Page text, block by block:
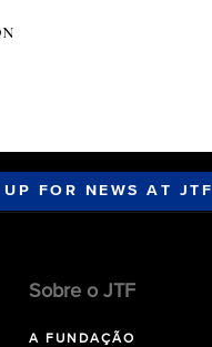
UP FOR NEWS AT JTF
Sobre o JTF
A FUNDAÇÃO